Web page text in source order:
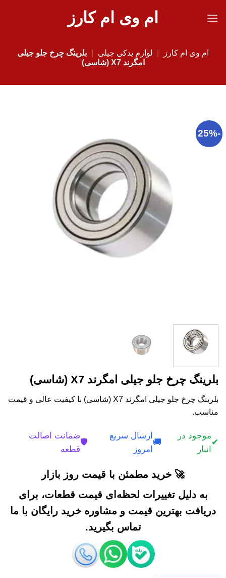
ام وی ام کارز
ام وی ام کارز لوازم یدکی جیلی
بلرینگ چرخ جلو جیلی
امگرند X7 (شاسی)
-25%
بلرینگ چرخ جلو جیلی امگرند X7 (شاسی)
بلرینگ چرخ جلو جیلی امگرند X7 (شاسی) با کیفیت عالی و قیمت
مناسب.
✔
موجود در
انبار
🚚
ارسال سریع
امروز
🛡️
ضمانت اصالت
قطعه
🚀 خرید مطمئن با قیمت روز بازار
به دلیل تغییرات لحظه‌ای قیمت قطعات، برای
دریافت بهترین قیمت و مشاوره خرید رایگان با ما
تماس بگیرید.